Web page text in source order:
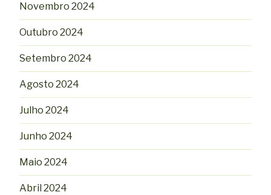
Novembro 2024
Outubro 2024
Setembro 2024
Agosto 2024
Julho 2024
Junho 2024
Maio 2024
Abril 2024